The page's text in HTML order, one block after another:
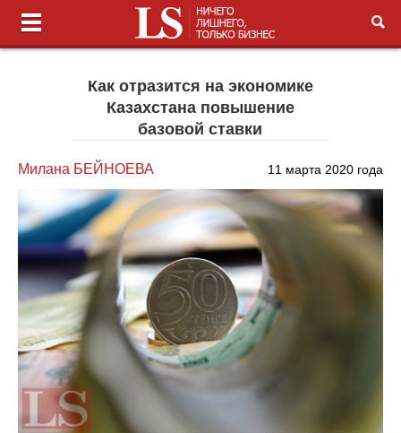
Как отразится на экономике
Казахстана повышение
базовой ставки
Милана БЕЙНОЕВА 11 марта 2020 года